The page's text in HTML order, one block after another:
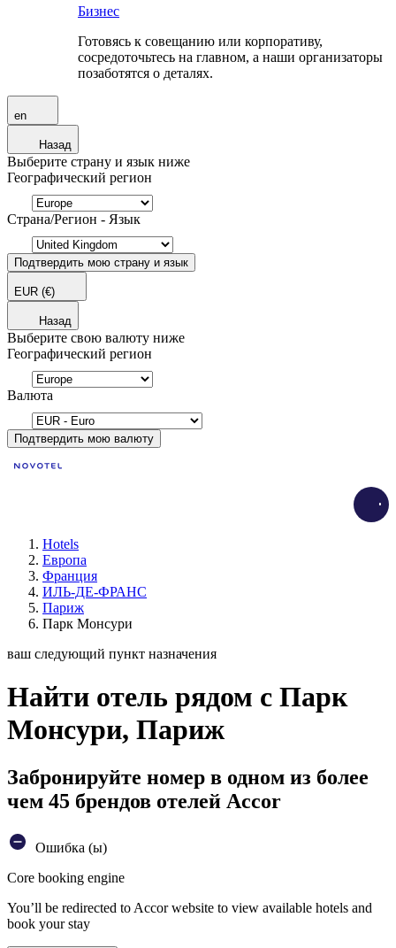
Бизнес
Готовясь к совещанию или корпоративу,
сосредоточьтесь на главном, а наши организаторы
позаботятся о деталях.
en
Назад
Выберите страну и язык ниже
Географический регион
Страна/Регион - Язык
Подтвердить мою страну и язык
EUR (€)
Назад
Выберите свою валюту ниже
Географический регион
Валюта
Подтвердить мою валюту
Hotels
Европа
Франция
ИЛЬ-ДЕ-ФРАНС
Париж
Парк Монсури
ваш следующий пункт назначения
Найти отель рядом с Парк
Монсури, Париж
Забронируйте номер в одном из более
чем 45 брендов отелей Accor
Ошибка (ы)
Core booking engine
You’ll be redirected to Accor website to view available hotels and
book your stay